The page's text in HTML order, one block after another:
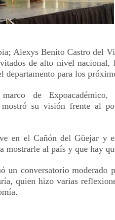
;Alexys Benito Castro del
de alto nivel nacional,
departamento para los
marco deExpoacadémico,
mostró su visión frente al
en el Cañón delGüejar y
mostrarle al país y que hay
un conversatorio
quien hizo varias